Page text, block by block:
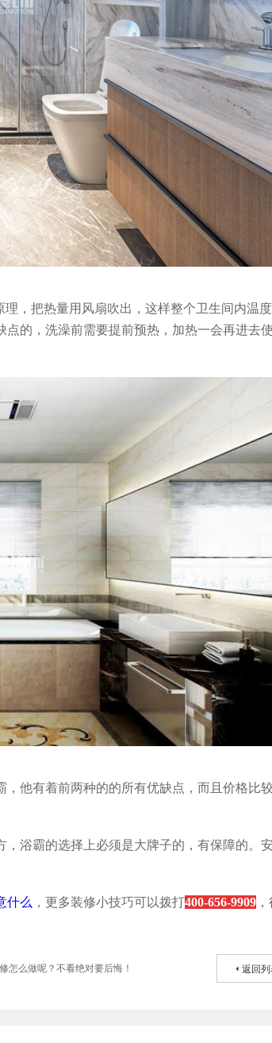
，把热量用风扇吹出，这样整个卫生间内温
的，洗澡前需要提前预热，加热一会再进去
他有着前两种的的所有优缺点，而且价格比
浴霸的选择上必须是大牌子的，有保障的。
什么 ，更多装修小技巧可以拨打400-656-9909
怎么做呢？不看绝对要后悔！ 返回列